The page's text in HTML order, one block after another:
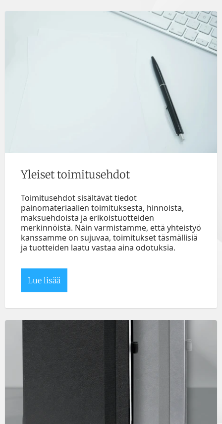
Yleiset toimitusehdot
Toimitusehdot sisältävät tiedot
painomateriaalien toimituksesta, hinnoista,
maksuehdoista ja erikoistuotteiden
merkinnöistä. Näin varmistamme, että yhteistyö
kanssamme on sujuvaa, toimitukset täsmällisiä
ja tuotteiden laatu vastaa aina odotuksia.
Lue lisää